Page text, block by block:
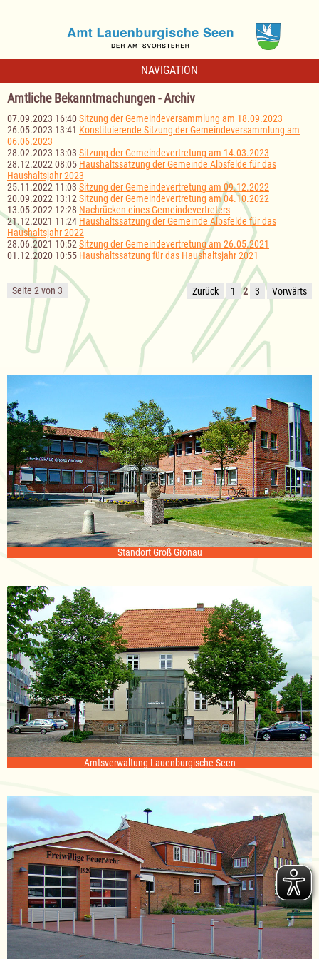
NAVIGATION
Amtliche Bekanntmachungen - Archiv
07.09.2023 16:40 Sitzung der Gemeindeversammlung am 18.09.2023
26.05.2023 13:41 Konstituierende Sitzung der Gemeindeversammlung am
06.06.2023
28.02.2023 13:03 Sitzung der Gemeindevertretung am 14.03.2023
28.12.2022 08:05 Haushaltssatzung der Gemeinde Albsfelde für das
Haushaltsjahr 2023
25.11.2022 11:03 Sitzung der Gemeindevertretung am 09.12.2022
20.09.2022 13:12 Sitzung der Gemeindevertretung am 04.10.2022
13.05.2022 12:28 Nachrücken eines Gemeindevertreters
21.12.2021 11:24 Haushaltssatzung der Gemeinde Albsfelde für das
Haushaltsjahr 2022
28.06.2021 10:52 Sitzung der Gemeindevertretung am 26.05.2021
01.12.2020 10:55 Haushaltssatzung für das Haushaltsjahr 2021
Seite 2 von 3 Zurück 1 2 3 Vorwärts
Standort Groß Grönau
Amtsverwaltung Lauenburgische Seen